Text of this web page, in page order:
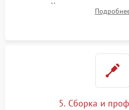
жерновов. Установка новых
ring) и тефлоновых трубок для
5. Сборка и